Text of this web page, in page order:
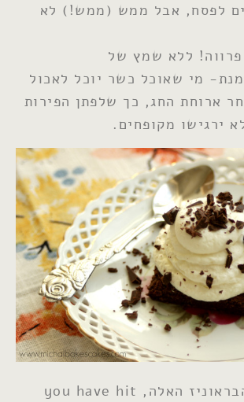
לפסח, אבל ממש (ממש!) לא
פרווה! ללא שמץ של
מי שאוכל כשר יוכל לאכול
ארוחת החג, כך שלפתן הפירות
ירגישו מקופחים.
אם תכינו את הבראוניז האלה, you have hit